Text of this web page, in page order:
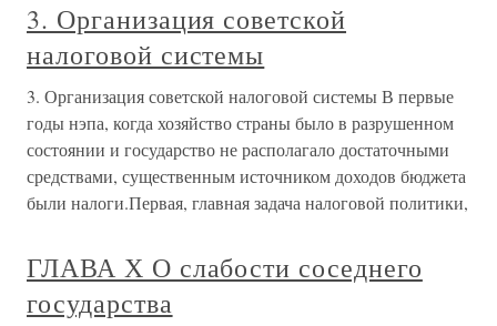
3. Организация советской
налоговой системы
3. Организация советской налоговой системы В первые
годы нэпа, когда хозяйство страны было в разрушенном
состоянии и государство не располагало достаточными
средствами, существенным источником доходов бюджета
были налоги.Первая, главная задача налоговой политики,
ГЛАВА Х О слабости соседнего
государства